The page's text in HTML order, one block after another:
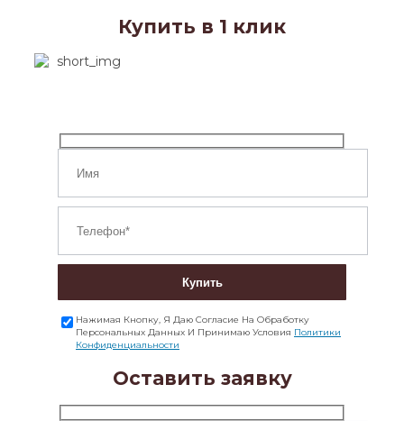
Купить в 1 клик
Купить
Нажимая Кнопку, Я Даю Согласие На Обработку
Персональных Данных И Принимаю Условия Политики
Конфиденциальности
Оставить заявку